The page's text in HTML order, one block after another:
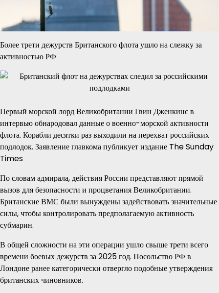
Более трети дежурств Британского флота ушло на слежку за
активностью РФ
Первый морской лорд Великобритании Гвин Дженкинс в
интервью обнародовал данные о военно-морской активности
флота. Корабли десятки раз выходили на перехват российских
подлодок. Заявление главкома публикует издание The Sunday
Times
По словам адмирала, действия России представляют прямой
вызов для безопасности и процветания Великобритании.
Британские ВМС были вынуждены задействовать значительные
силы, чтобы контролировать предполагаемую активность
субмарин.
В общей сложности на эти операции ушло свыше трети всего
времени боевых дежурств за 2025 год. Посольство РФ в
Лондоне ранее категорически отвергло подобные утверждения
британских чиновников.